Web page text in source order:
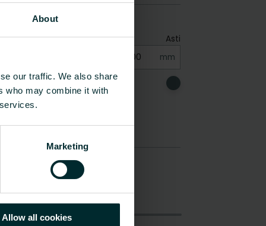
About
our traffic. We also share
who may combine it with
Marketing
Allow all cookies